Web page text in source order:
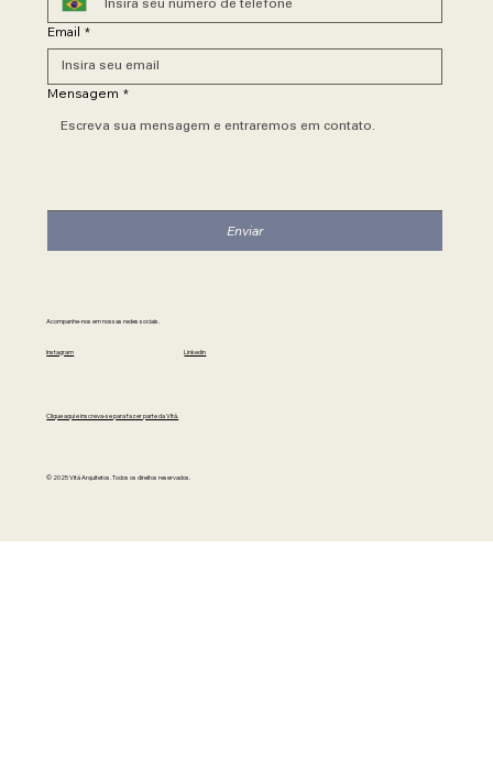
Email *
Mensagem *
Enviar
Acompanhe-nos em nossas redes sociais.
Instagram Linkedin
Clique aqui e inscreva-se para fazer parte da Vitá.
© 2025 Vitá Arquitetos. Todos os direitos reservados.